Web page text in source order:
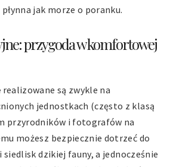
jak morze o poranku.
przygoda w komfortowej
realizowane są zwykle na
jednostkach (często z klasą
przyrodników i fotografów na
możesz bezpiecznie dotrzeć do
dzikiej fauny, a jednocześnie